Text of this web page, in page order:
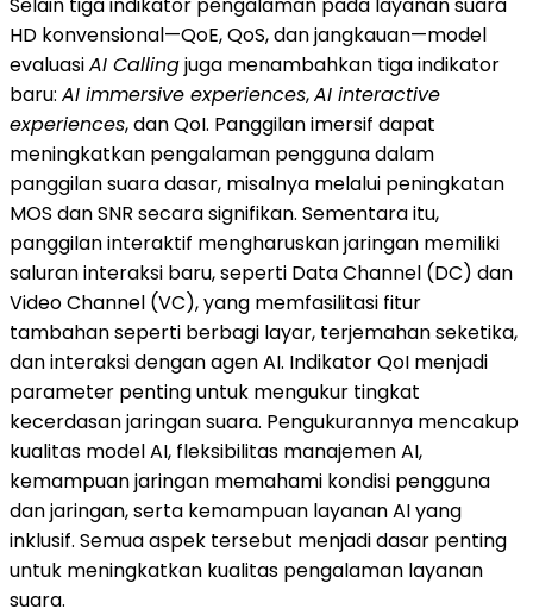
HD konvensional—QoE, QoS, dan jangkauan—model
evaluasiAI Callingjuga menambahkan tiga indikator
baru: AI immersive experiences,AI interactive
experiences, dan QoI. Panggilan imersif dapat
meningkatkan pengalaman pengguna dalam
panggilan suara dasar, misalnya melalui peningkatan
MOS dan SNR secara signifikan. Sementara itu,
panggilan interaktif mengharuskan jaringan memiliki
saluran interaksi baru, seperti Data Channel (DC) dan
Video Channel (VC), yang memfasilitasi fitur
tambahan seperti berbagi layar, terjemahan seketika,
dan interaksi dengan agen AI. Indikator QoI menjadi
parameter penting untuk mengukur tingkat
kecerdasan jaringan suara. Pengukurannya mencakup
kualitas model AI, fleksibilitas manajemen AI,
kemampuan jaringan memahami kondisi pengguna
dan jaringan, serta kemampuan layanan AI yang
inklusif. Semua aspek tersebut menjadi dasar penting
untuk meningkatkan kualitas pengalaman layanan
suara.